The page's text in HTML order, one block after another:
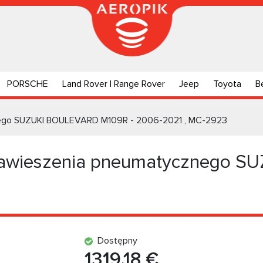
PORSCHE Land Rover | Range Rover Jeep Toyota
SUZUKI BOULEVARD M109R - 2006-2021 , MC-2923
pneumatycznego
Dostępny